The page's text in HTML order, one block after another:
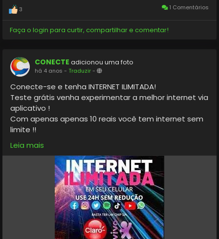
3 1 Comentários
Faça o login para curtir, compartilhar e comentar!
CONECTE adicionou uma foto
há 4 anos - Traduzir-
Conecte-se e tenha INTERNET ILIMITADA!
Teste grátis venha experimentar a melhor internet via
aplicativo !
Com apenas apenas 10 reais você tem internet sem
limite !!
Venha experimentar
(11) 956-979-408
Leia mais